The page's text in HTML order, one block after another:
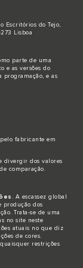
Escritórios do Tejo,
Lisboa
parte de uma
e as versões do
programação, e as
fabricante em
divergir dos valores
comparação.
. A escassez global
produção dos
Trata-se de uma
no site neste
atuais no que diz
de cores.
restrições